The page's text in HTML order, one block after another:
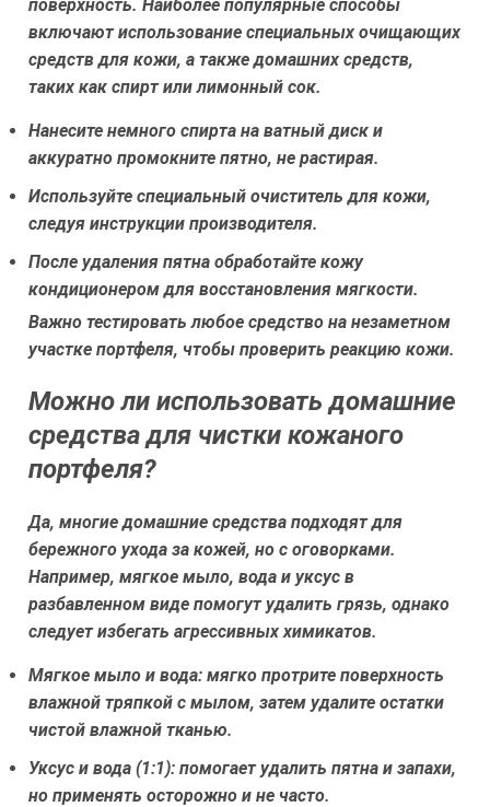
поверхность. Наиболее популярные способы
включают использование специальных очищающих
средств для кожи, а также домашних средств,
таких как спирт или лимонный сок.
Нанесите немного спирта на ватный диск и
аккуратно промокните пятно, не растирая.
Используйте специальный очиститель для кожи,
следуя инструкции производителя.
После удаления пятна обработайте кожу
кондиционером для восстановления мягкости.
Важно тестировать любое средство на незаметном
участке портфеля, чтобы проверить реакцию кожи.
Можно ли использовать домашние
средства для чистки кожаного
портфеля?
Да, многие домашние средства подходят для
бережного ухода за кожей, но с оговорками.
Например, мягкое мыло, вода и уксус в
разбавленном виде помогут удалить грязь, однако
следует избегать агрессивных химикатов.
Мягкое мыло и вода: мягко протрите поверхность
влажной тряпкой с мылом, затем удалите остатки
чистой влажной тканью.
Уксус и вода (1:1): помогает удалить пятна и запахи,
но применять осторожно и не часто.